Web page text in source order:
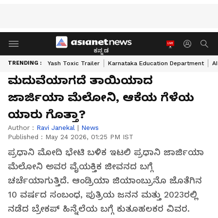
ಕನ್ನಡ
TRENDING : Yash Toxic Trailer Karnataka Education Department
ಮದುವೆಯಾಗದೆ ತಾಯಿಯಾದ
ಜಾರ್ಜಿಯಾ ಮೆಲೋನಿ, ಆಕೆಯ ಗೆಳೆಯ
ಯಾರು ಗೊತ್ತಾ?
Author : Ravi Janekal | News
Published : May 24 2026, 01:25 PM IST
ಪ್ರಧಾನಿ ಮೋದಿ ಭೇಟಿ ಬಳಿಕ ಇಟಲಿ ಪ್ರಧಾನಿ ಜಾರ್ಜಿಯಾ
ಮೆಲೋನಿ ಅವರ ವೈಯಕ್ತಿಕ ಜೀವನದ ಬಗ್ಗೆ
ಚರ್ಚೆಯಾಗುತ್ತಿದೆ. ಆಂಡ್ರಿಯಾ ಜಿಯಾಂಬ್ರುನೊ ಜೊತೆಗಿನ
10 ವರ್ಷದ ಸಂಬಂಧ, ಪುತ್ರಿಯ ಜನನ ಮತ್ತು 2023ರಲ್ಲಿ
ನಡೆದ ಬ್ರೇಕಪ್ ಹಿನ್ನೆಲೆಯ ಬಗ್ಗೆ ಕುತೂಹಲಕರ ವಿವರ.